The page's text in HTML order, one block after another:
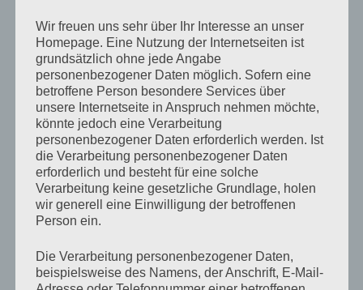
KATEGORIEN
NEWS
SCHLAGWÖRTER
APUTURE AP-TR1C,FERNAUSLÖSER ,
HOMESERVER,MIGRATION,WHS 1,WHS 2011
Beitragsnavigation
Vorheriger
Beitrag
ZURÜCK
Migration Homeserver auf WHS 2011
Nächster
Beitrag
WEITER
Und schon ist das neue Jahr dahin …
Wir freuen uns sehr über Ihr Interesse an unser
Homepage. Eine Nutzung der Internetseiten ist
grundsätzlich ohne jede Angabe
personenbezogener Daten möglich. Sofern eine
betroffene Person besondere Services über
unsere Internetseite in Anspruch nehmen möchte,
könnte jedoch eine Verarbeitung
personenbezogener Daten erforderlich werden. Ist
die Verarbeitung personenbezogener Daten
erforderlich und besteht für eine solche
Verarbeitung keine gesetzliche Grundlage, holen
wir generell eine Einwilligung der betroffenen
Person ein.
Die Verarbeitung personenbezogener Daten,
beispielsweise des Namens, der Anschrift, E-Mail-